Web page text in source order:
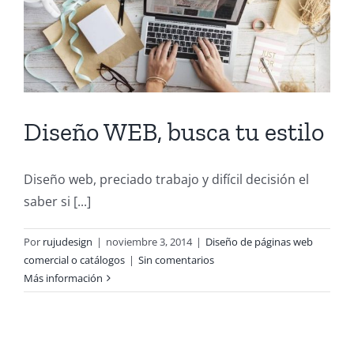
Diseño WEB, busca tu estilo
Diseño web, preciado trabajo y difícil decisión el
saber si [...]
Por rujudesign | noviembre 3, 2014 | Diseño de páginas web
comercial o catálogos | Sin comentarios
Más información